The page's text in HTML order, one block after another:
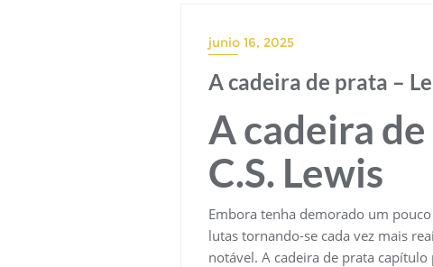
junio 16, 2025
A cadeira de prata –
A cadeira
C.S. Lewis
Embora tenha demorado um
lutas tornando-se cada vez mais
notável. A cadeira de prata